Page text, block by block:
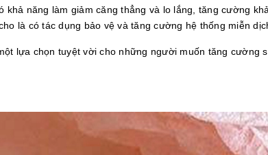
năng làm giảm căng thẳng và lo lắng, tăng cường
là có tác dụng bảo vệ và tăng cường hệ thống miễn
lựa chọn tuyệt vời cho những người muốn tăng cường